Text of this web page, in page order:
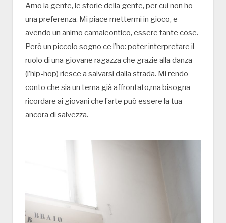
Amo la gente, le storie della gente, per cui non ho
una preferenza. Mi piace mettermi in gioco, e
avendo un animo camaleontico, essere tante cose.
Però un piccolo sogno ce l’ho: poter interpretare il
ruolo di una giovane ragazza che grazie alla danza
(l’hip-hop) riesce a salvarsi dalla strada. Mi rendo
conto che sia un tema già affrontato,ma bisogna
ricordare ai giovani che l’arte può essere la tua
ancora di salvezza.